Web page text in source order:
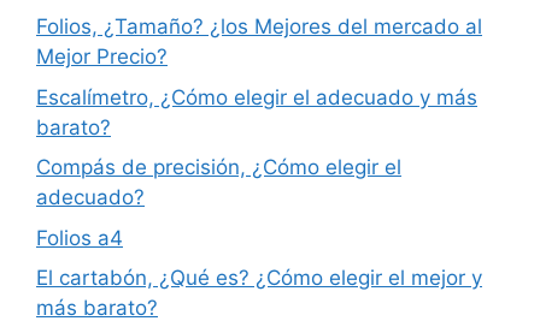
Folios, ¿Tamaño? ¿los Mejores del mercado al
Mejor Precio?
Escalímetro, ¿Cómo elegir el adecuado y más
barato?
Compás de precisión, ¿Cómo elegir el
adecuado?
Folios a4
El cartabón, ¿Qué es? ¿Cómo elegir el mejor y
más barato?